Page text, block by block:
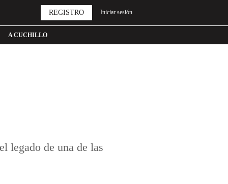
A CUCHILLO
REGISTRO Iniciar sesión
legado de una de las